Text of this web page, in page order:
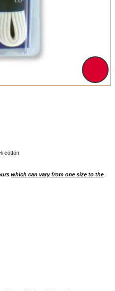
cotton.
which can vary from one size to the